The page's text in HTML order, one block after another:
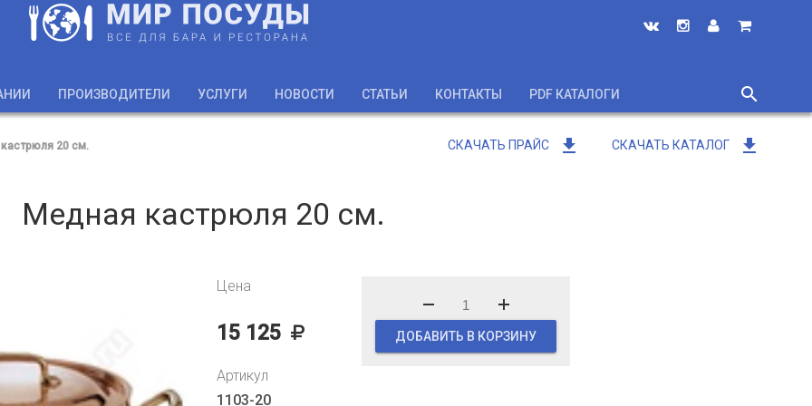
ПРОИЗВОДИТЕЛИ УСЛУГИ НОВОСТИ СТАТЬИ КОНТАКТЫ PDF КАТАЛОГИ
search
close
СКАЧАТЬ ПРАЙС get_app СКАЧАТЬ КАТАЛОГ get_app
20 см.
Медная кастрюля 20 см.
Цена
15 125 ДОБАВИТЬ В КОРЗИНУ
Артикул
1103-20